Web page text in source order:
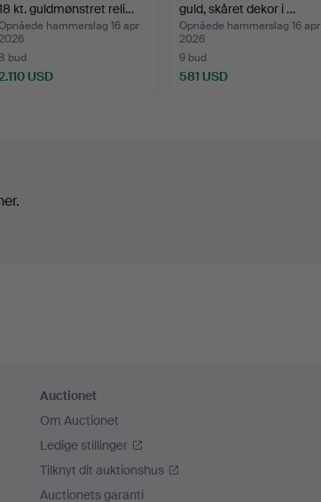
kt. guldmønstret reli…
Opnåede hammerslag 16 apr
bud
USD
guld, skåret dekor i …
Opnåede hammerslag 16 apr
2026
9 bud
581 USD
Auctionet
Om Auctionet
Ledige stillinger
Tilknyt dit auktionshus
Auctionets garanti